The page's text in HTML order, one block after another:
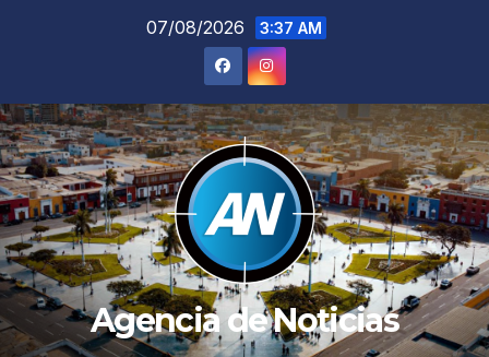
07/08/2026 3:37 AM
Agencia de Noticias